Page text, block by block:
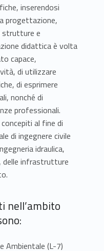
inserendosi
progettazione,
strutture e
didattica è volta
capace,
di utilizzare
di esprimere
nonché di
professionali.
al fine di
di ingegnere civile
idraulica,
delle infrastrutture
nell’ambito
Ambientale (L-7)